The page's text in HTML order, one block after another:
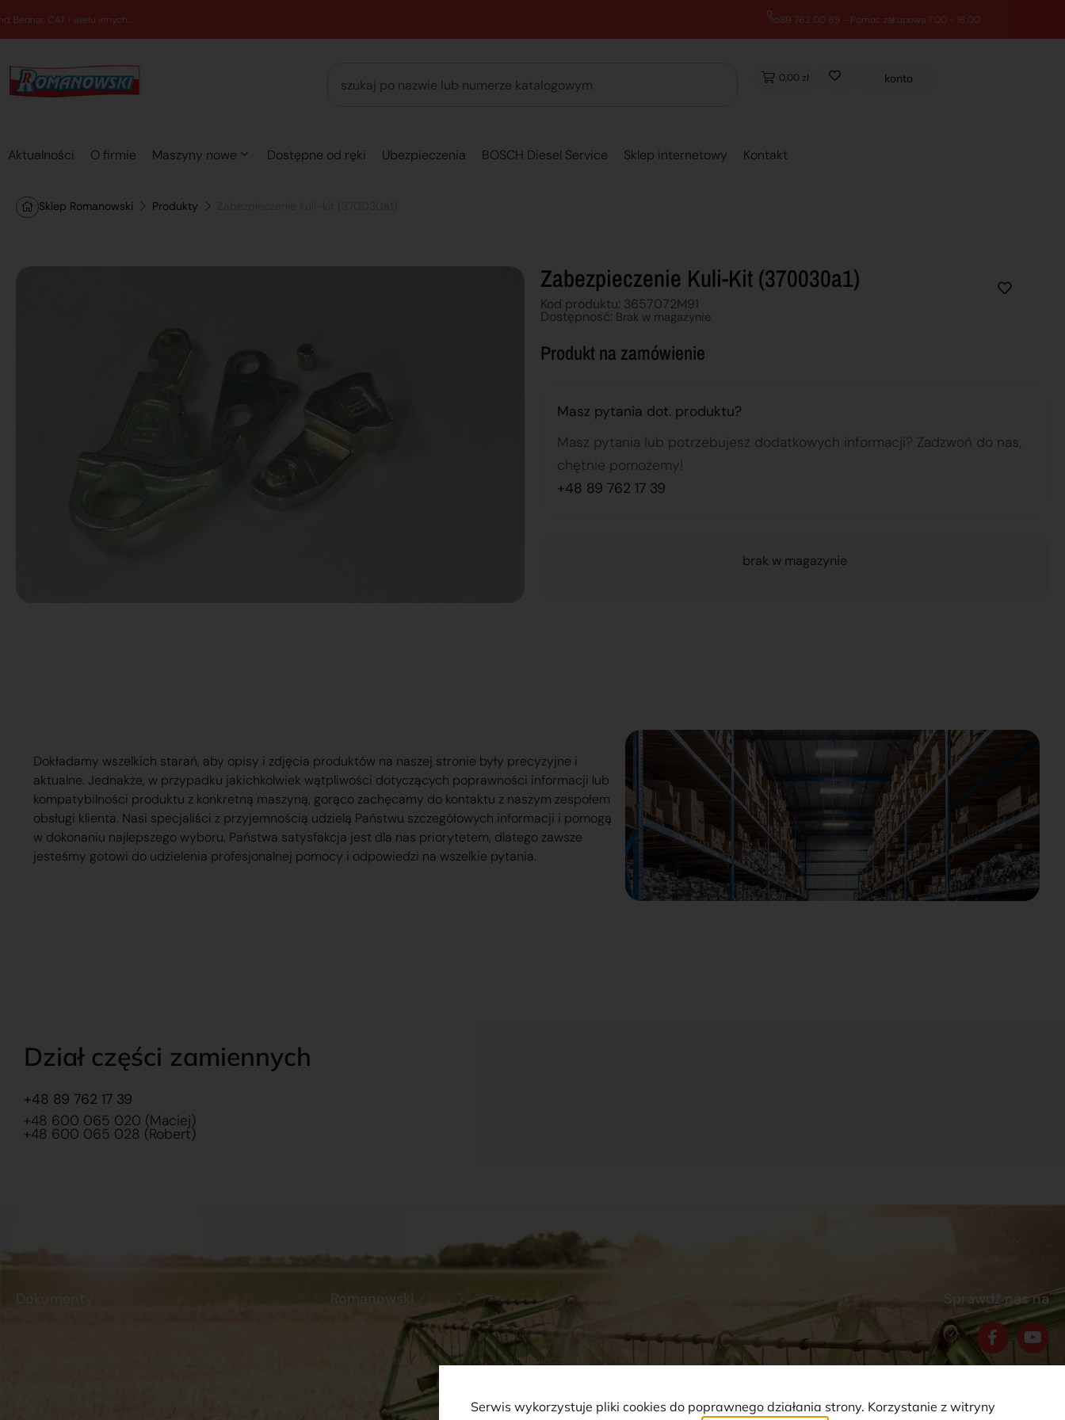
0,00 zł konto
Aktualności O firmie Maszyny nowe Dostępne od ręki Ubezpieczenia BOSCH Diesel Service Sklep internetowy Kontakt
Sklep Romanowski Produkty
Zabezpieczenie Kuli-Kit (370030a1)
Kod produktu: 3657072M91
Dostępnosć: Brak w magazynie
Produkt na zamówienie
Masz pytania dot. produktu?
Masz pytania lub potrzebujesz dodatkowych informacji? Zadzwoń do nas,
chętnie pomożemy!
+48 89 762 17 39
brak w magazynie
Dokładamy wszelkich starań, aby opisy i zdjęcia produktów na naszej stronie były precyzyjne i
aktualne. Jednakże, w przypadku jakichkolwiek wątpliwości dotyczących poprawności informacji lub
kompatybilności produktu z konkretną maszyną, gorąco zachęcamy do kontaktu z naszym zespołem
obsługi klienta. Nasi specjaliści z przyjemnością udzielą Państwu szczegółowych informacji i pomogą
w dokonaniu najlepszego wyboru. Państwa satysfakcja jest dla nas priorytetem, dlatego zawsze
jesteśmy gotowi do udzielenia profesjonalnej pomocy i odpowiedzi na wszelkie pytania.
Dział części zamiennych
+48 89 762 17 39
+48 600 065 020 (Maciej)
+48 600 065 028 (Robert)
Dokumenty Romanowski
Sklep internetowy
Praca
Ubezpieczenia
Sprawdź nas na
Serwis wykorzystuje pliki cookies do poprawnego działania strony. Korzystanie z witryny